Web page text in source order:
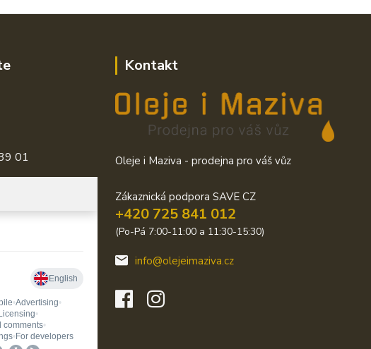
01
Kontakt
Oleje i Maziva - prodejna pro váš vůz
Zákaznická podpora SAVE CZ
+420 725 841 012
(Po-Pá 7:00-11:00 a 11:30-15:30)
info@olejeimaziva.cz